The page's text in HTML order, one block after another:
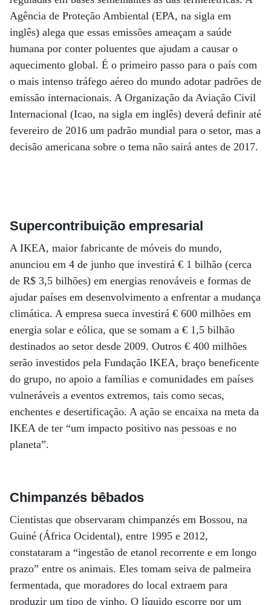
Agência de Proteção Ambiental (EPA, na sigla em
inglês) alega que essas emissões ameaçam a saúde
humana por conter poluentes que ajudam a causar o
aquecimento global. É o primeiro passo para o país com
o mais intenso tráfego aéreo do mundo adotar padrões de
emissão internacionais. A Organização da Aviação Civil
Internacional (Icao, na sigla em inglês) deverá definir até
fevereiro de 2016 um padrão mundial para o setor, mas a
decisão americana sobre o tema não sairá antes de 2017.
Supercontribuição empresarial
A IKEA, maior fabricante de móveis do mundo,
anunciou em 4 de junho que investirá € 1 bilhão (cerca
de R$ 3,5 bilhões) em energias renováveis e formas de
ajudar países em desenvolvimento a enfrentar a mudança
climática. A empresa sueca investirá € 600 milhões em
energia solar e eólica, que se somam a € 1,5 bilhão
destinados ao setor desde 2009. Outros € 400 milhões
serão investidos pela Fundação IKEA, braço beneficente
do grupo, no apoio a famílias e comunidades em países
vulneráveis a eventos extremos, tais como secas,
enchentes e desertificação. A ação se encaixa na meta da
IKEA de ter “um impacto positivo nas pessoas e no
planeta”.
Chimpanzés bêbados
Cientistas que observaram chimpanzés em Bossou, na
Guiné (África Ocidental), entre 1995 e 2012,
constataram a “ingestão de etanol recorrente e em longo
prazo” entre os animais. Eles tomam seiva de palmeira
fermentada, que moradores do local extraem para
produzir um tipo de vinho. O líquido escorre por um